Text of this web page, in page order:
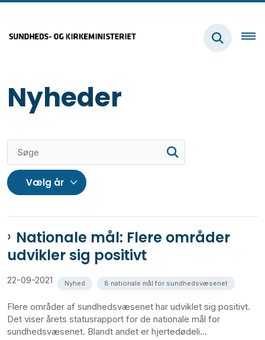
Nyheder
Nationale mål: Flere områder
udvikler sig positivt
22-09-2021 Nyhed 8 nationale mål for sundhedsvæsenet
Flere områder af sundhedsvæsenet har udviklet sig positivt.
Det viser årets statusrapport for de nationale mål for
sundhedsvæsenet. Blandt andet er hjertedødeli...